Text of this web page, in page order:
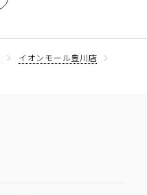
イオンモール豊川店